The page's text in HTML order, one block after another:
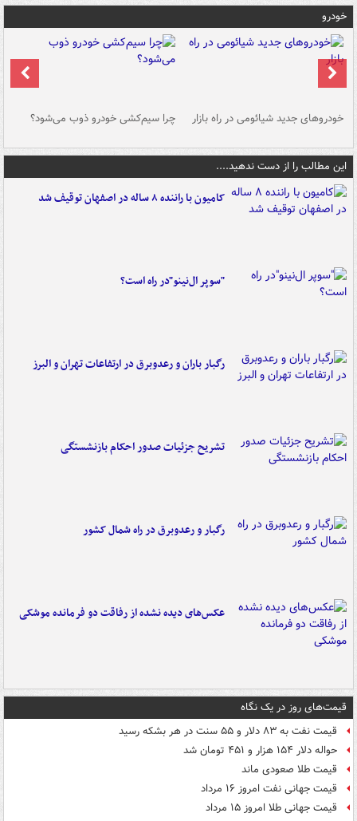
خودرو
خودروهای جدید شیائومی در راه بازار چرا سیم‌کشی خودرو ذوب می‌شود؟
این مطالب را از دست ندهید....
کامیون با راننده ۸ ساله در اصفهان توقیف شد
"سوپر ال‌نینو"در راه است؟
رگبار باران و رعدوبرق در ارتفاعات تهران و البرز
تشریح جزئیات صدور احکام بازنشستگی
رگبار و رعدوبرق در راه شمال کشور
عکس‌های دیده نشده از رفاقت دو فرمانده‌ موشکی
قیمت‌های روز در یک نگاه
قیمت نفت به ۸۳ دلار و ۵۵ سنت در هر بشکه رسید
حواله دلار ۱۵۴ هزار و ۴۵۱ تومان شد
قیمت طلا صعودی ماند
قیمت جهانی نفت امروز ۱۶ مرداد
قیمت جهانی طلا امروز ۱۵ مرداد